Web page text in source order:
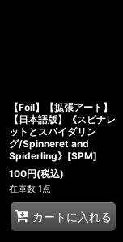
【Foil】【拡張アート】
【日本語版】《スピナレ
ットとスパイダリン
グ/Spinneret and
Spiderling》[SPM]
100円(税込)
在庫数 1点
カートに入れる